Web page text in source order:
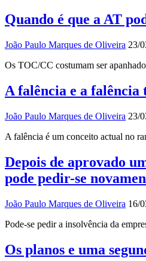
Quando é que a AT
João Paulo Marques de Oliveira 23/
Os TOC/CC costumam ser
A falência e a falência
João Paulo Marques de Oliveira 23/
A falência é um conceito actual no
Depois de aprovado
pode pedir-se
João Paulo Marques de Oliveira 16/
Pode-se pedir a insolvência da
Os planos e uma